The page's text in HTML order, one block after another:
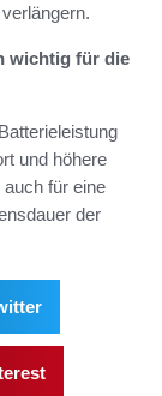
wichtig für die
und höhere
für eine
der